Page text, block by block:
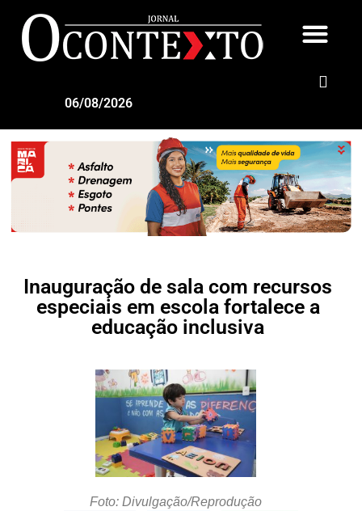
06/08/2026
Inauguração de sala com recursos
especiais em escola fortalece a
educação inclusiva
Foto: Divulgação/Reprodução